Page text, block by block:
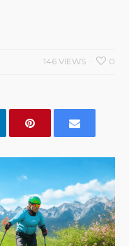
0
146 VIEWS